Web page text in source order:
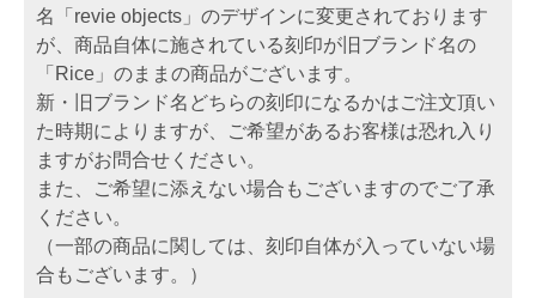
名「revie objects」のデザインに変更されております
が、商品自体に施されている刻印が旧ブランド名の
「Rice」のままの商品がございます。
新・旧ブランド名どちらの刻印になるかはご注文頂い
た時期によりますが、ご希望があるお客様は恐れ入り
ますがお問合せください。
また、ご希望に添えない場合もございますのでご了承
ください。
（一部の商品に関しては、刻印自体が入っていない場
合もございます。）